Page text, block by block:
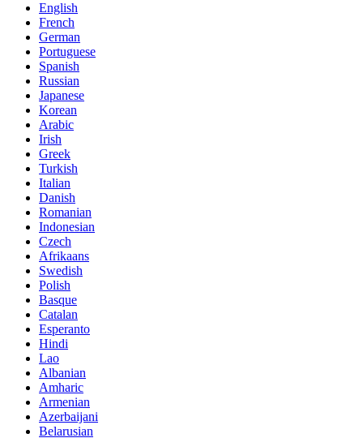
English
French
German
Portuguese
Spanish
Russian
Japanese
Korean
Arabic
Irish
Greek
Turkish
Italian
Danish
Romanian
Indonesian
Czech
Afrikaans
Swedish
Polish
Basque
Catalan
Esperanto
Hindi
Lao
Albanian
Amharic
Armenian
Azerbaijani
Belarusian